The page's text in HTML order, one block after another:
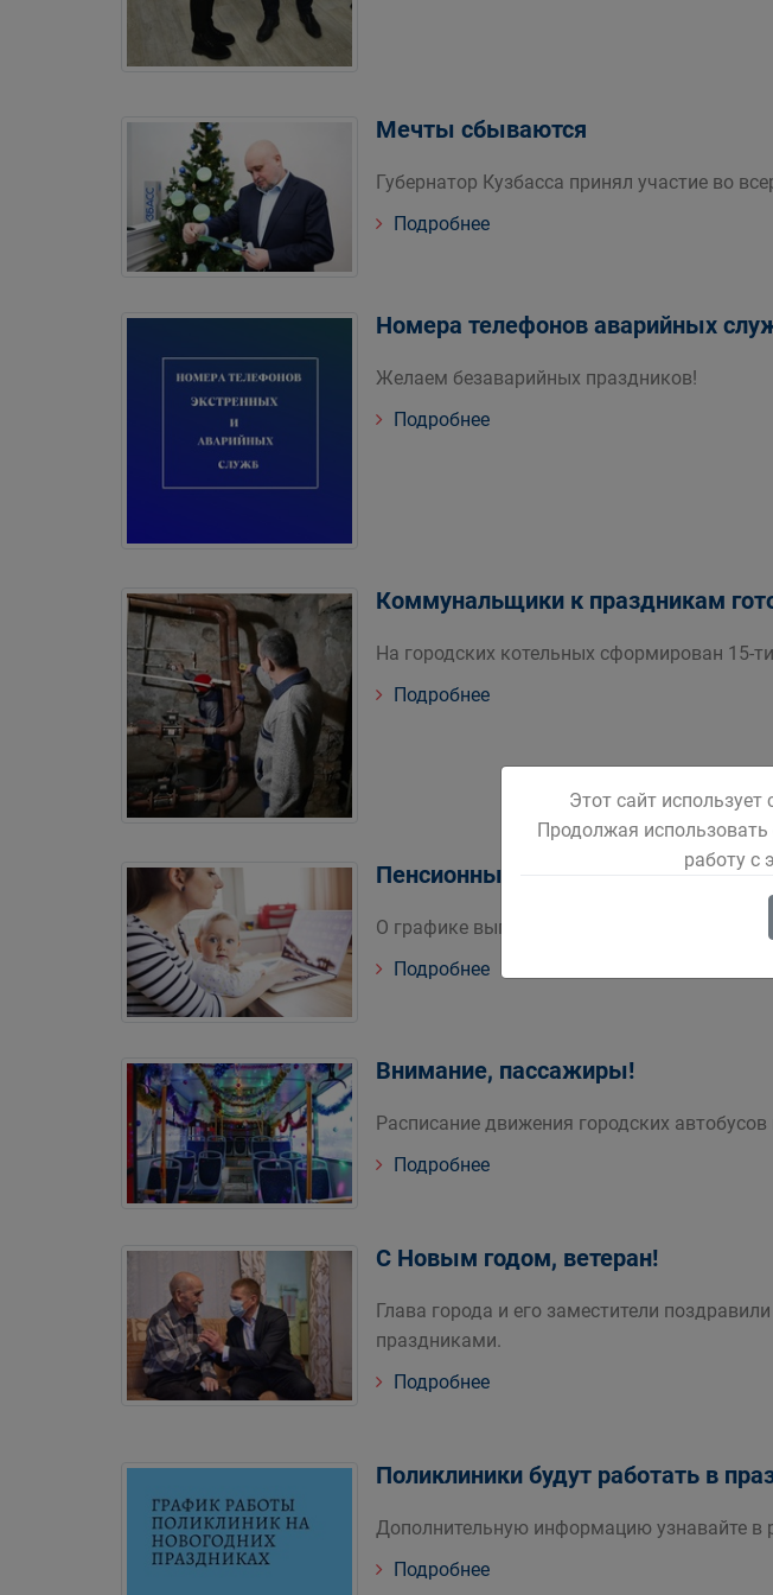
Мечты сбываются
Губернатор Кузбасса принял участие во
Подробнее
Номера телефонов аварийных
Желаем безаварийных праздников!
Подробнее
Коммунальщики к праздникам
На городских котельных сформирован 15-
Подробнее
Пенсионный фонд России
О графике выплат пособий в праздничные
Подробнее
Внимание, пассажиры!
Расписание движения городских
Подробнее
С Новым годом, ветеран!
Глава города и его заместители
праздниками.
Подробнее
Поликлиники будут работать в
Дополнительную информацию узнавайте в
Подробнее
Этот сайт
Продолжая использовать
работу с